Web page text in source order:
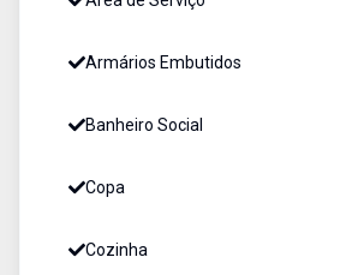
Armários Embutidos
Banheiro Social
Copa
Cozinha